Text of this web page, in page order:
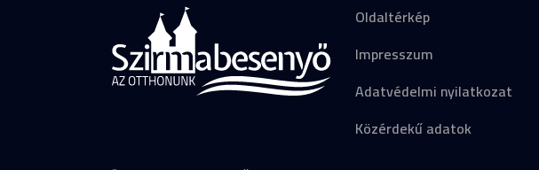
Oldaltérkép
Impresszum
Adatvédelmi nyilatkozat
Közérdekű adatok